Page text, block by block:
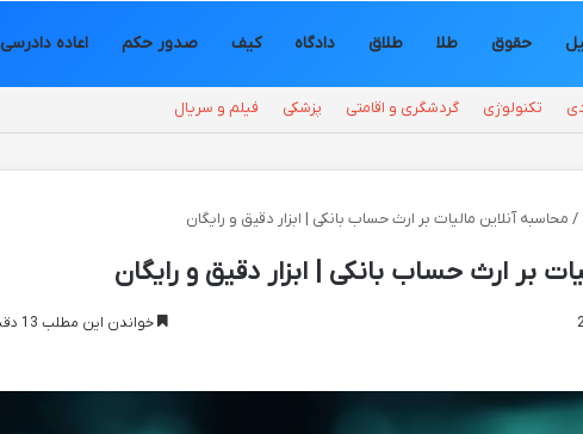
حقوق طلا طلاق دادگاه کیف صدور حکم اعاده دادرسی
تکنولوژی گردشگری و اقامتی پزشکی فیلم و سریال
/ محاسبه آنلاین مالیات بر ارث حساب بانکی | ابزار دقیق و رایگان
بر ارث حساب بانکی | ابزار دقیق و رایگان
خواندن این مطلب 13 دقیقه زمان میبرد